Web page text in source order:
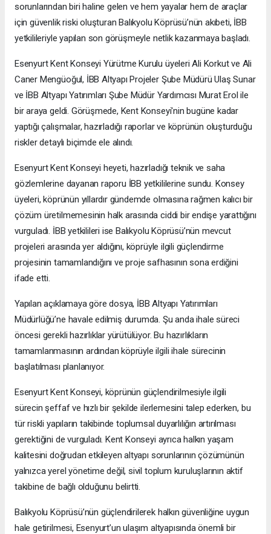
sorunlarından biri haline gelen ve hem yayalar hem de araçlar
için güvenlik riski oluşturan Balıkyolu Köprüsü’nün akıbeti, İBB
yetkilileriyle yapılan son görüşmeyle netlik kazanmaya başladı.
Esenyurt Kent Konseyi Yürütme Kurulu üyeleri Ali Korkut ve Ali
Caner Mengüoğul, İBB Altyapı Projeler Şube Müdürü Ulaş Sunar
ve İBB Altyapı Yatırımları Şube Müdür Yardımcısı Murat Erol ile
bir araya geldi. Görüşmede, Kent Konseyi'nin bugüne kadar
yaptığı çalışmalar, hazırladığı raporlar ve köprünün oluşturduğu
riskler detaylı biçimde ele alındı.
Esenyurt Kent Konseyi heyeti, hazırladığı teknik ve saha
gözlemlerine dayanan raporu İBB yetkililerine sundu. Konsey
üyeleri, köprünün yıllardır gündemde olmasına rağmen kalıcı bir
çözüm üretilmemesinin halk arasında ciddi bir endişe yarattığını
vurguladı. İBB yetkilileri ise Balıkyolu Köprüsü’nün mevcut
projeleri arasında yer aldığını, köprüyle ilgili güçlendirme
projesinin tamamlandığını ve proje safhasının sona erdiğini
ifade etti.
Yapılan açıklamaya göre dosya, İBB Altyapı Yatırımları
Müdürlüğü’ne havale edilmiş durumda. Şu anda ihale süreci
öncesi gerekli hazırlıklar yürütülüyor. Bu hazırlıkların
tamamlanmasının ardından köprüyle ilgili ihale sürecinin
başlatılması planlanıyor.
Esenyurt Kent Konseyi, köprünün güçlendirilmesiyle ilgili
sürecin şeffaf ve hızlı bir şekilde ilerlemesini talep ederken, bu
tür riskli yapıların takibinde toplumsal duyarlılığın artırılması
gerektiğini de vurguladı. Kent Konseyi ayrıca halkın yaşam
kalitesini doğrudan etkileyen altyapı sorunlarının çözümünün
yalnızca yerel yönetime değil, sivil toplum kuruluşlarının aktif
takibine de bağlı olduğunu belirtti.
Balıkyolu Köprüsü’nün güçlendirilerek halkın güvenliğine uygun
hale getirilmesi, Esenyurt’un ulaşım altyapısında önemli bir